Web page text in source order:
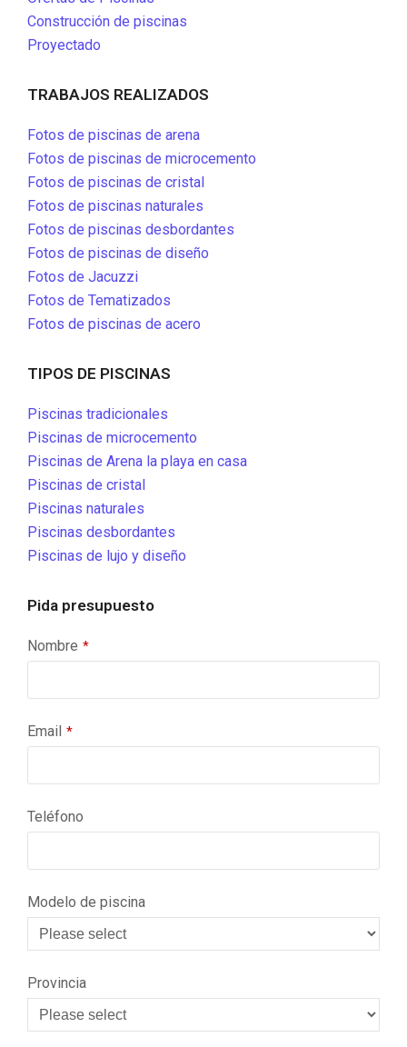
Construcción de piscinas
Proyectado
TRABAJOS REALIZADOS
Fotos de piscinas de arena
Fotos de piscinas de microcemento
Fotos de piscinas de cristal
Fotos de piscinas naturales
Fotos de piscinas desbordantes
Fotos de piscinas de diseño
Fotos de Jacuzzi
Fotos de Tematizados
Fotos de piscinas de acero
TIPOS DE PISCINAS
Piscinas tradicionales
Piscinas de microcemento
Piscinas de Arena la playa en casa
Piscinas de cristal
Piscinas naturales
Piscinas desbordantes
Piscinas de lujo y diseño
Pida presupuesto
Nombre *
Email *
Teléfono
Modelo de piscina
Provincia